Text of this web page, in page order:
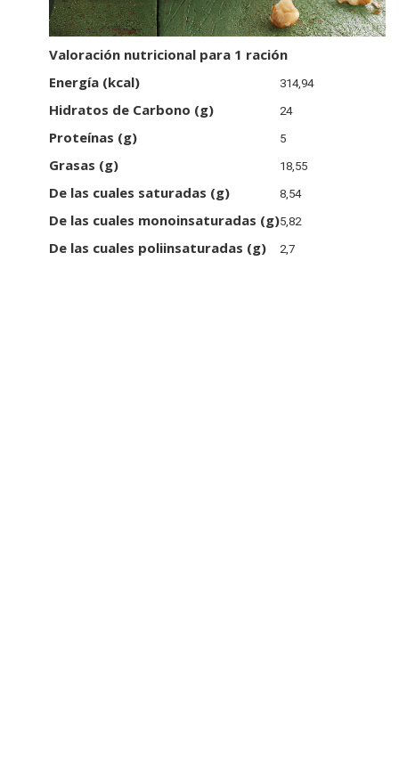
Valoración nutricional para 1 ración
Energía (kcal)
314,94
Hidratos de Carbono (g) 24
Proteínas (g) 5
Grasas (g) 18,55
De las cuales saturadas (g) 8,54
De las cuales monoinsaturadas (g)5,82
De las cuales poliinsaturadas (g) 2,7